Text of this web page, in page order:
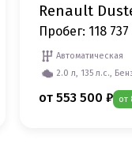
Renault
Пробег: 118
Автоматическая
2.0 л, 135 л.с.,
от 553 500 ₽ от